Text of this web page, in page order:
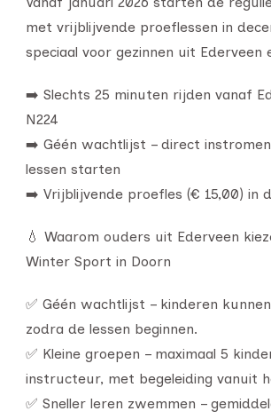
met vrijblijvende proeflessen in
speciaal voor gezinnen uit Ederveen
➡️ Slechts 25 minuten rijden vanaf
N224
➡️ Géén wachtlijst – direct
lessen starten
➡️ Vrijblijvende proefles (€ 15,00) in
💧 Waarom ouders uit Ederveen
Winter Sport in Doorn
✅ Géén wachtlijst – kinderen
zodra de lessen beginnen.
✅ Kleine groepen – maximaal 5
instructeur, met begeleiding vanuit
✅ Sneller leren zwemmen –